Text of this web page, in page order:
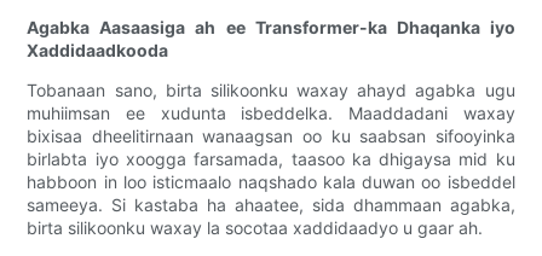
Agabka Aasaasiga ah ee Transformer-ka Dhaqanka iyo
Xaddidaadkooda
Tobanaan sano, birta silikoonku waxay ahayd agabka ugu
muhiimsan ee xudunta isbeddelka. Maaddadani waxay
bixisaa dheelitirnaan wanaagsan oo ku saabsan sifooyinka
birlabta iyo xoogga farsamada, taasoo ka dhigaysa mid ku
habboon in loo isticmaalo naqshado kala duwan oo isbeddel
sameeya. Si kastaba ha ahaatee, sida dhammaan agabka,
birta silikoonku waxay la socotaa xaddidaadyo u gaar ah.